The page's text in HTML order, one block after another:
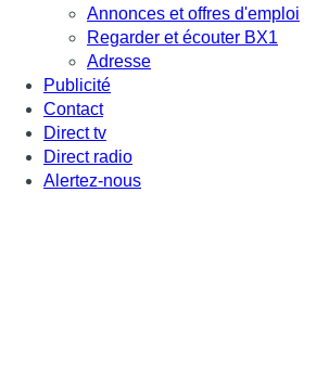
Annonces et offres d'emploi
Regarder et écouter BX1
Adresse
Publicité
Contact
Direct tv
Direct radio
Alertez-nous